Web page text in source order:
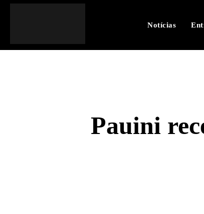
Notícias
Pauini